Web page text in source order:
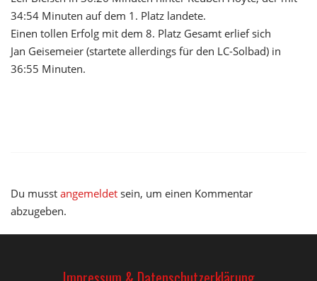
34:54 Minuten auf dem 1. Platz landete.
Einen tollen Erfolg mit dem 8. Platz Gesamt erlief sich
Jan Geisemeier (startete allerdings für den LC-Solbad) in
36:55 Minuten.
Du musst angemeldet sein, um einen Kommentar
abzugeben.